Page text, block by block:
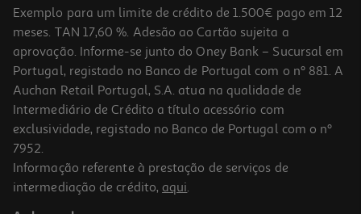
Mini-Agrafador Polegar Cores Sortidas
Exemplo para um limite de crédito de 1.500€ pago em 12
meses. TAN 17,60 %. Adesão ao Cartão sujeita a
aprovação. Informe-se junto do Oney Bank – Sucursal em
Portugal, registado no Banco de Portugal com o nº 881. A
Auchan Retail Portugal, S.A. atua na qualidade de
Intermediário de Crédito a título acessório com
exclusividade, registado no Banco de Portugal com o nº
7952.
Informação referente à prestação de serviços de
intermediação de crédito, aqui.